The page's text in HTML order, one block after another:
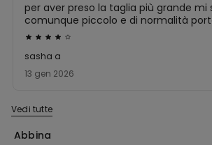
Valutato
4
su
13 gen 2026
sasha a
per aver preso la taglia più grande mi
comunque piccolo e di normalità
Vedi tutte
Abbina